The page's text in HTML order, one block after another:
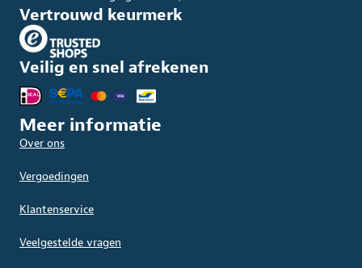
Vertrouwd keurmerk
Veilig en snel afrekenen
Meer informatie
Over ons
Vergoedingen
Klantenservice
Veelgestelde vragen